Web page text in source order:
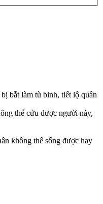
bắt làm tù binh, tiết lộ quân
thể cứu được người này,
không thể sống được hay